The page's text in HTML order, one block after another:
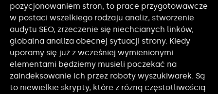
pozycjonowaniem stron, to prace przygotowawcze
w postaci wszelkiego rodzaju analiz, stworzenie
audytu SEO, zrzeczenie się niechcianych linków,
globalna analiza obecnej sytuacji strony. Kiedy
uporamy się już z wcześniej wymienionymi
elementami będziemy musieli poczekać na
zaindeksowanie ich przez roboty wyszukiwarek. Są
to niewielkie skrypty, które z różną częstotliwością